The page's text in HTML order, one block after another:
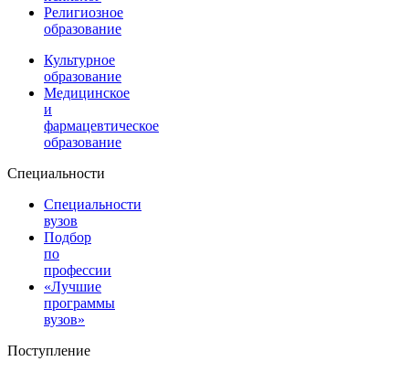
Религиозное
образование
Культурное
образование
Медицинское
и
фармацевтическое
образование
Специальности
Специальности
вузов
Подбор
по
профессии
«Лучшие
программы
вузов»
Поступление